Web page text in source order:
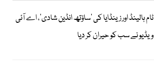
ٹام ہالینڈ اور زینڈایا کی ’ساؤتھ انڈین شادی‘، اے آئی
ویڈیو نے سب کو حیران کر دیا